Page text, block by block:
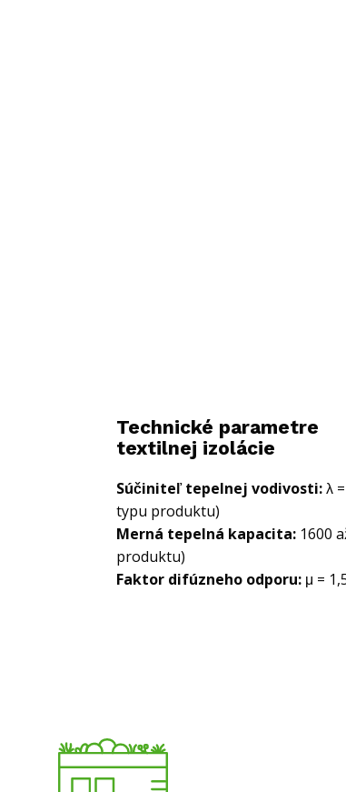
Technické parametre
textilnej izolácie
Súčiniteľ tepelnej vodivosti:λ
typu produktu)
Merná tepelná kapacita: 1600
produktu)
Faktor difúzneho odporu: μ =